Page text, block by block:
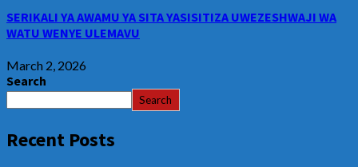
SERIKALI YA AWAMU YA SITA YASISITIZA UWEZESHWAJI WA
WATU WENYE ULEMAVU
March 2, 2026
Search
Search
Recent Posts